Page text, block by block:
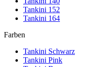
Tankini 152
Tankini 164
Farben
Tankini Schwarz
Tankini Pink